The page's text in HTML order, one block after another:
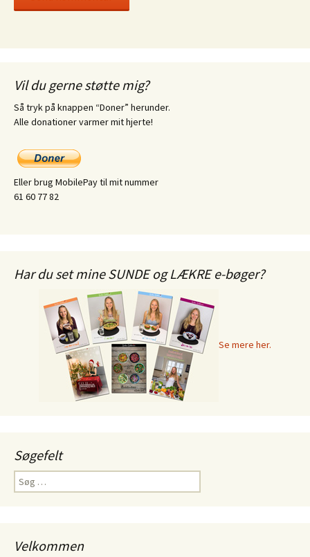
Vil du gerne støtte mig?
Så tryk på knappen “Doner” herunder.
Alle donationer varmer mit hjerte!
Eller brug MobilePay til mit nummer
61 60 77 82
Har du set mine SUNDE og LÆKRE e-bøger?
Se mere her.
Søgefelt
Søg
efter:
Velkommen